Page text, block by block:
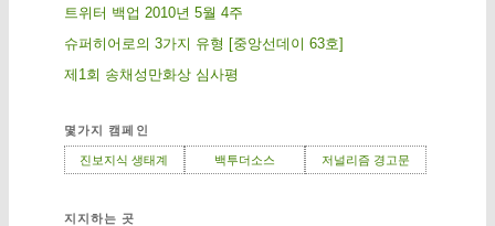
트위터 백업 2010년 5월 4주
슈퍼히어로의 3가지 유형 [중앙선데이 63호]
제1회 송채성만화상 심사평
몇가지 캠페인
진보지식 생태계 백투더소스 저널리즘 경고문
지지하는 곳